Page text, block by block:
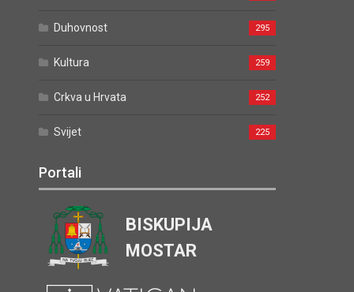
Duhovnost 295
Kultura 259
Crkva u Hrvata 252
Svijet 225
Portali
BISKUPIJA
MOSTAR